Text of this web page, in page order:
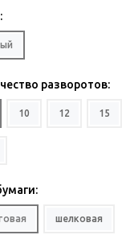
разворотов:
10 12 15
шелковая